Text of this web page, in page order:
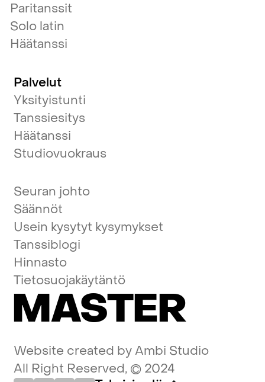
Paritanssit
Solo latin
Häätanssi
Palvelut
Yksityistunti
Tanssiesitys
Häätanssi
Studiovuokraus
Seuran johto
Säännöt
Usein kysytyt kysymykset
Tanssiblogi
Hinnasto
Tietosuojakäytäntö
MASTER
Website created byAmbi Studio
All Right Reserved, © 2024